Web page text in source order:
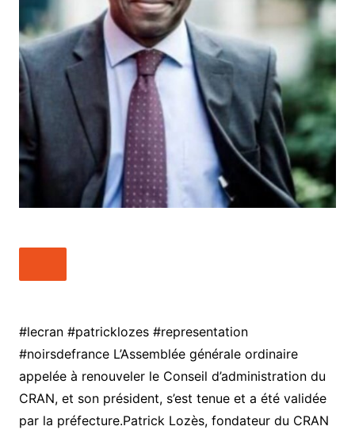
#lecran #patricklozes #representation
#noirsdefrance L’Assemblée générale ordinaire
appelée à renouveler le Conseil d’administration du
CRAN, et son président, s’est tenue et a été validée
par la préfecture.Patrick Lozès, fondateur du CRAN